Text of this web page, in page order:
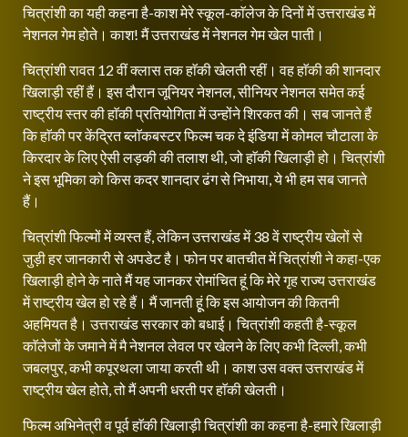
चित्रांशी का यही कहना है-काश मेरे स्कूल-काॅलेज के दिनों में उत्तराखंड में
नेशनल गेम होते। काश! मैं उत्तराखंड में नेशनल गेम खेल पाती।
चित्रांशी रावत 12 वीं क्लास तक हाॅकी खेलती रहीं। वह हाॅकी की शानदार
खिलाड़ी रहीं हैं। इस दौरान जूनियर नेशनल, सीनियर नेशनल समेत कई
राष्ट्रीय स्तर की हाॅकी प्रतियोगिता में उन्होंने शिरकत की। सब जानते हैं
कि हाॅकी पर केंद्रित ब्लाॅकबस्टर फिल्म चक दे इंडिया में कोमल चौटाला के
किरदार के लिए ऐसी लड़की की तलाश थी, जो हाॅकी खिलाड़ी हो। चित्रांशी
ने इस भूमिका को किस कदर शानदार ढंग से निभाया, ये भी हम सब जानते
हैं।
चित्रांशी फिल्मों में व्यस्त हैं, लेकिन उत्तराखंड में 38 वें राष्ट्रीय खेलों से
जुड़ी हर जानकारी से अपडेट है। फोन पर बातचीत में चित्रांशी ने कहा-एक
खिलाड़ी होने के नाते मैं यह जानकर रोमांचित हूं कि मेरे गृह राज्य उत्तराखंड
में राष्ट्रीय खेल हो रहे हैं। मैं जानती हूूं कि इस आयोजन की कितनी
अहमियत है। उत्तराखंड सरकार को बधाई। चित्रांशी कहती है-स्कूल
काॅलेजों के जमाने में मै नेशनल लेवल पर खेलने के लिए कभी दिल्ली, कभी
जबलपुर, कभी कपूरथला जाया करती थी। काश उस वक्त उत्तराखंड में
राष्ट्रीय खेल होते, तो मैं अपनी धरती पर हाॅकी खेलती।
फिल्म अभिनेत्री व पूर्व हाॅकी खिलाड़ी चित्रांशी का कहना है-हमारे खिलाड़ी